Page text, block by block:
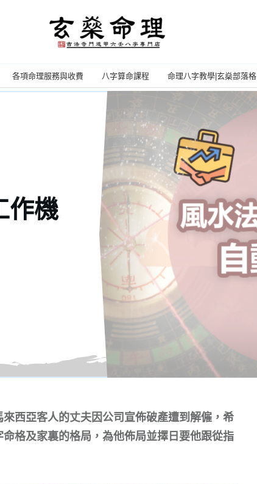
各項命理服務與收費 八字算命課程 命理八字教學|玄燊部落格
作機
西亞客人的丈夫因公司宣佈破產遭到解僱，希
格及家裏的格局，為他佈局並擇日要他跟從指